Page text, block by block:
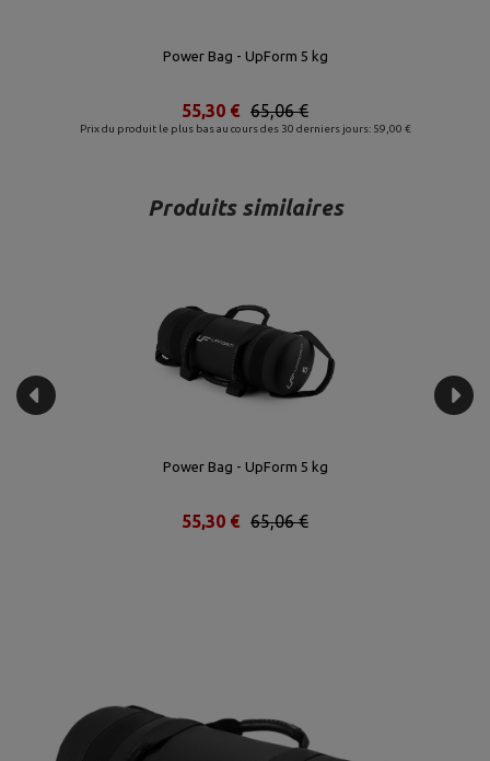
Power Bag - UpForm 5 kg
Prix du produit le plus bas au cours des 30 derniers jours: 59,00 €
65,06 €
55,30 €
Produits similaires
Power Bag - UpForm 5 kg
65,06 €
55,30 €